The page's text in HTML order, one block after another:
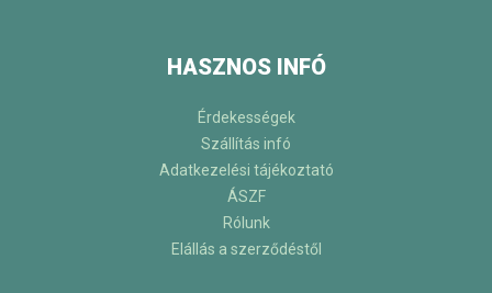
HASZNOS INFÓ
Érdekességek
Szállítás infó
Adatkezelési tájékoztató
ÁSZF
Rólunk
Elállás a szerződéstől